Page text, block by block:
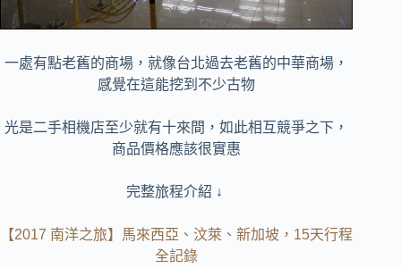
一處有點老舊的商場，就像台北過去老舊的中華商場，
感覺在這能挖到不少古物
光是二手相機店至少就有十來間，如此相互競爭之下，
商品價格應該很實惠
完整旅程介紹 ↓
【2017 南洋之旅】馬來西亞、汶萊、新加坡，15天行程
全記錄